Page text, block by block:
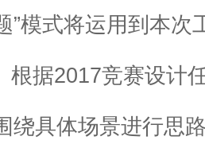
”模式将运用到本次
根据2017竞赛设计
绕具体场景进行思